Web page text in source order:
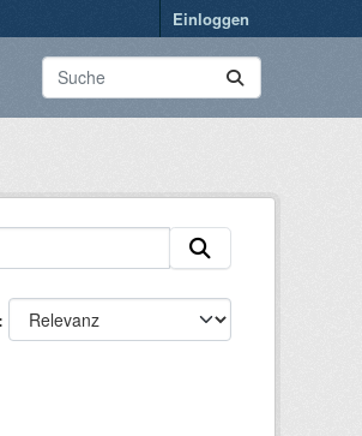
Einloggen